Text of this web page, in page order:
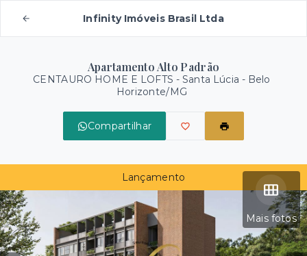
Infinity Imóveis Brasil Ltda
Apartamento Alto Padrão
CENTAURO HOME E LOFTS - Santa Lúcia - Belo
Horizonte/MG
Compartilhar
Mais fotos
Lançamento